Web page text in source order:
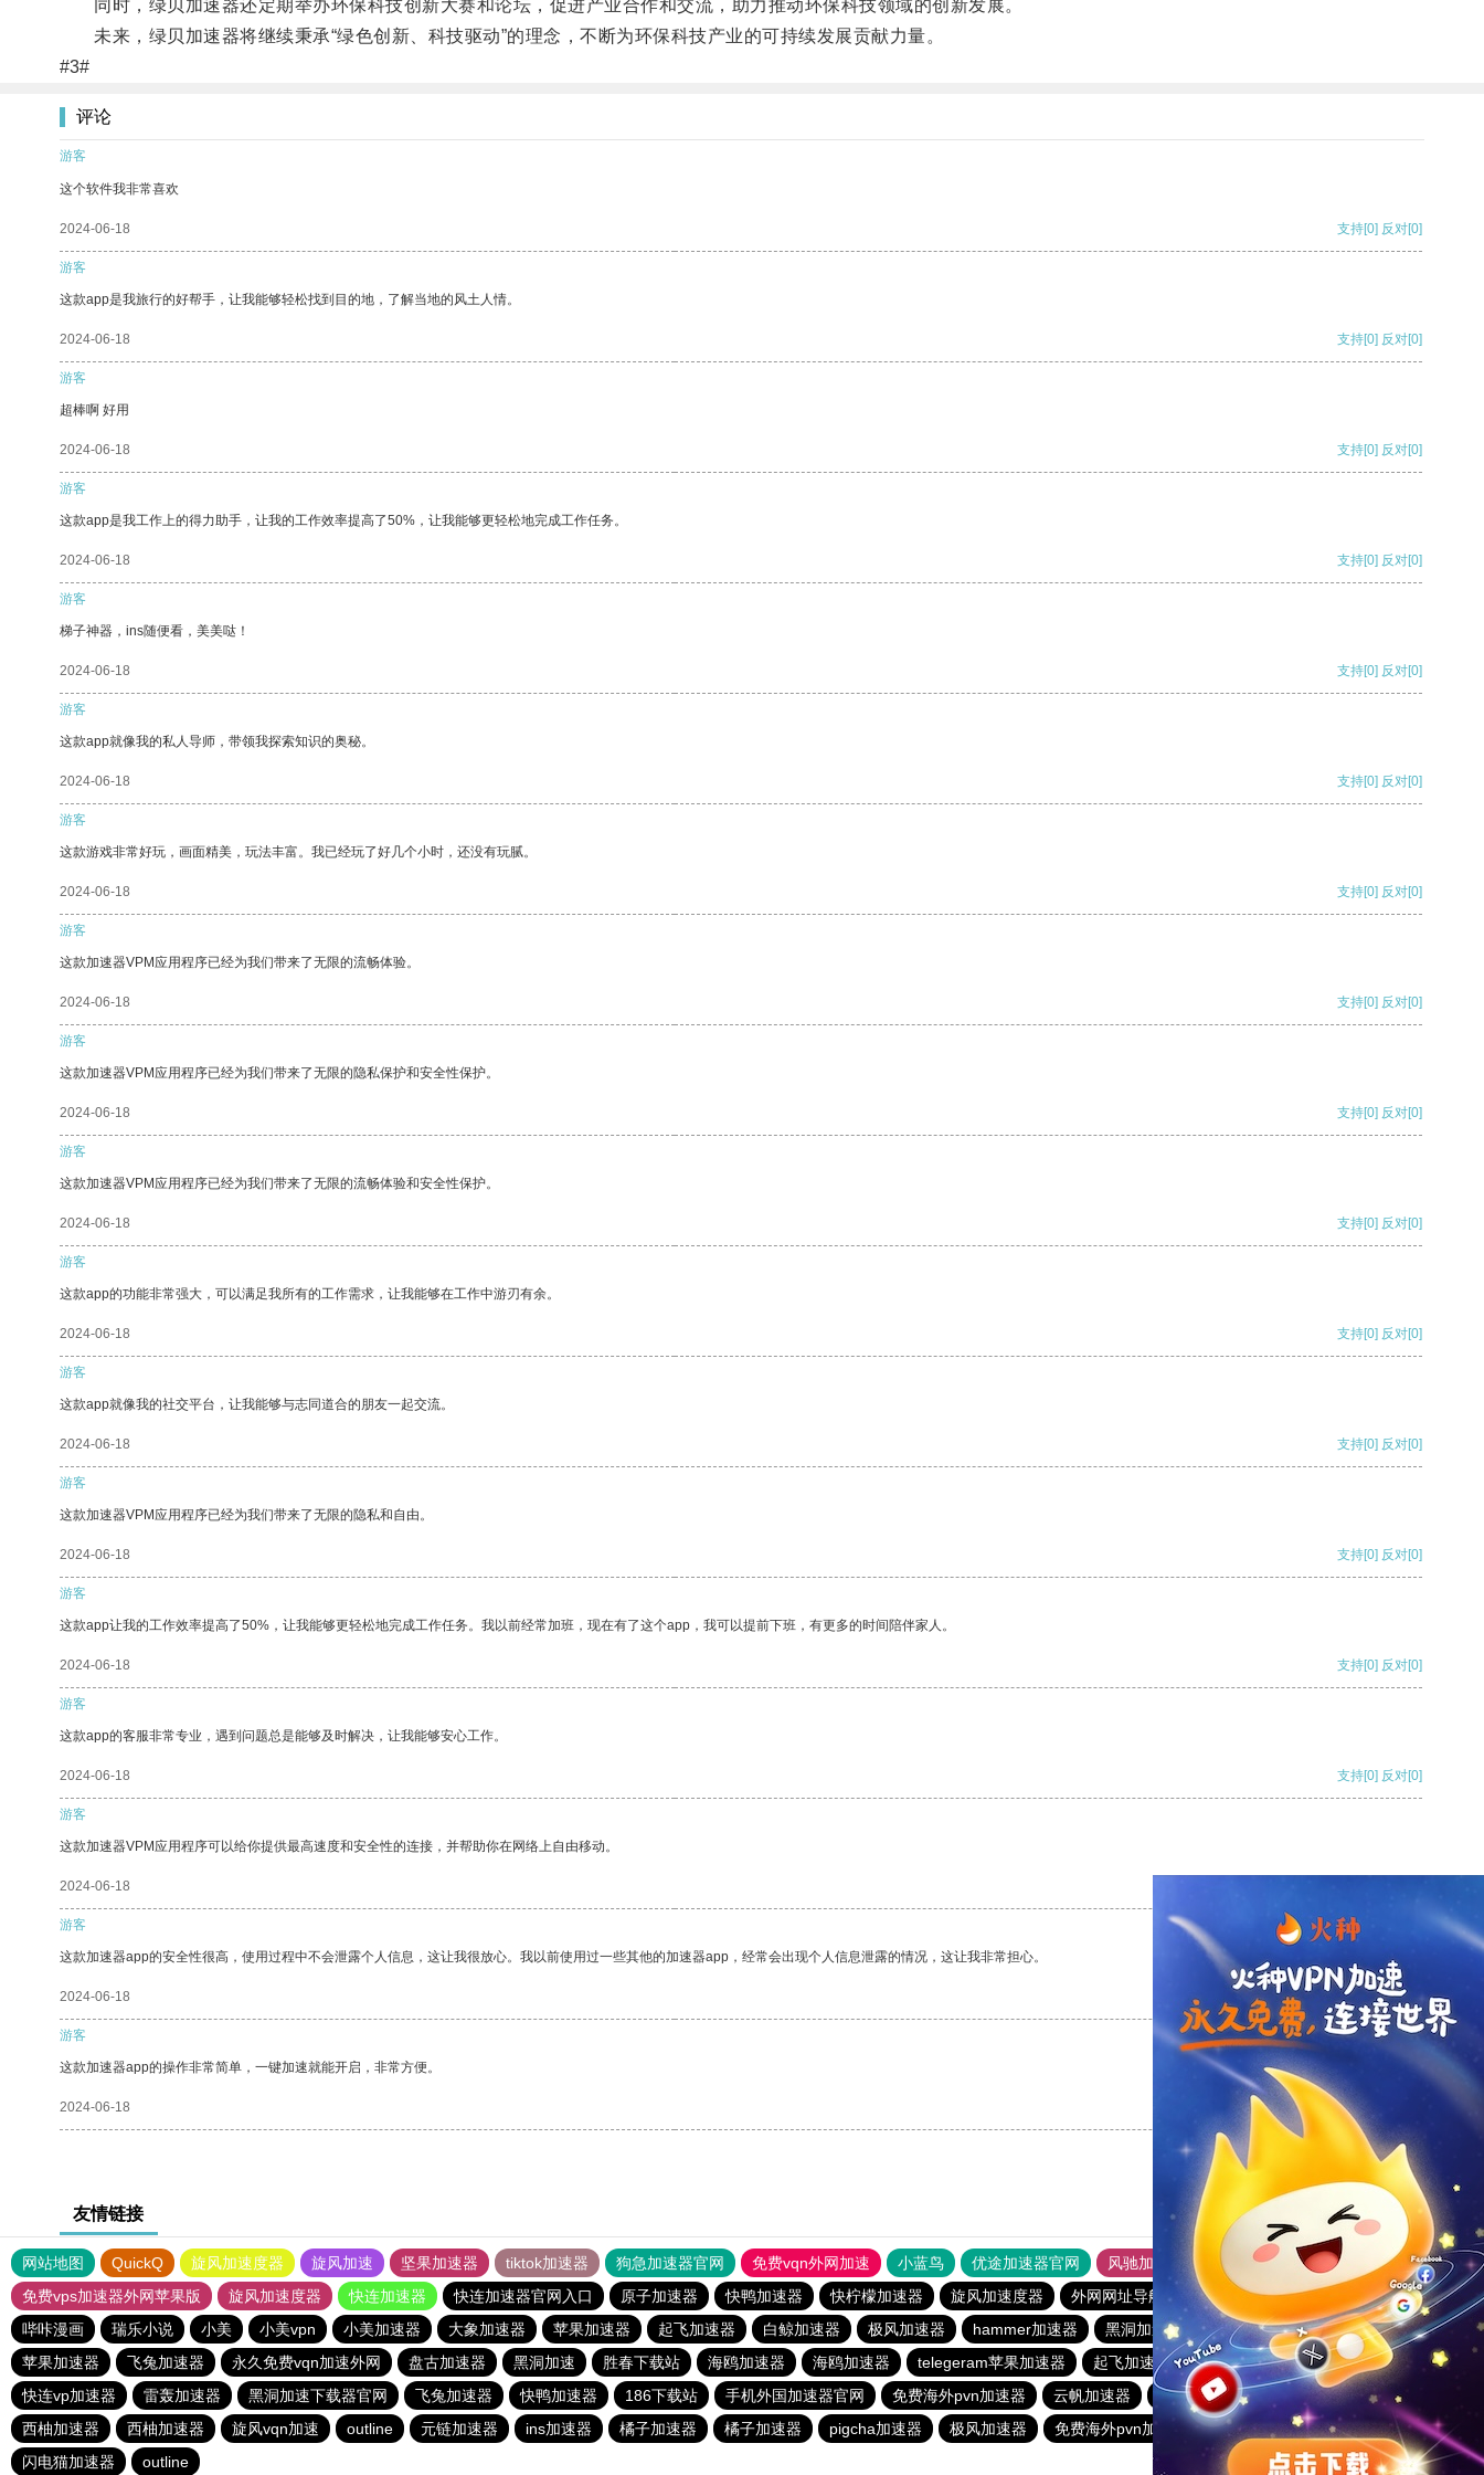
同时，绿贝加速器还定期举办环保科技创新大赛和论坛，促进产业合作和交流，助力推动环保科技领域的创新发展。
未来，绿贝加速器将继续秉承“绿色创新、科技驱动”的理念，不断为环保科技产业的可持续发展贡献力量。
#3#
评论
游客
这个软件我非常喜欢
2024-06-18 支持[0] 反对[0]
游客
这款app是我旅行的好帮手，让我能够轻松找到目的地，了解当地的风土人情。
2024-06-18 支持[0] 反对[0]
游客
超棒啊 好用
2024-06-18 支持[0] 反对[0]
游客
这款app是我工作上的得力助手，让我的工作效率提高了50%，让我能够更轻松地完成工作任务。
2024-06-18 支持[0] 反对[0]
游客
梯子神器，ins随便看，美美哒！
2024-06-18 支持[0] 反对[0]
游客
这款app就像我的私人导师，带领我探索知识的奥秘。
2024-06-18 支持[0] 反对[0]
游客
这款游戏非常好玩，画面精美，玩法丰富。我已经玩了好几个小时，还没有玩腻。
2024-06-18 支持[0] 反对[0]
游客
这款加速器VPM应用程序已经为我们带来了无限的流畅体验。
2024-06-18 支持[0] 反对[0]
游客
这款加速器VPM应用程序已经为我们带来了无限的隐私保护和安全性保护。
2024-06-18 支持[0] 反对[0]
游客
这款加速器VPM应用程序已经为我们带来了无限的流畅体验和安全性保护。
2024-06-18 支持[0] 反对[0]
游客
这款app的功能非常强大，可以满足我所有的工作需求，让我能够在工作中游刃有余。
2024-06-18 支持[0] 反对[0]
游客
这款app就像我的社交平台，让我能够与志同道合的朋友一起交流。
2024-06-18 支持[0] 反对[0]
游客
这款加速器VPM应用程序已经为我们带来了无限的隐私和自由。
2024-06-18 支持[0] 反对[0]
游客
这款app让我的工作效率提高了50%，让我能够更轻松地完成工作任务。我以前经常加班，现在有了这个app，我可以提前下班，有更多的时间陪伴家人。
2024-06-18 支持[0] 反对[0]
游客
这款app的客服非常专业，遇到问题总是能够及时解决，让我能够安心工作。
2024-06-18 支持[0] 反对[0]
游客
这款加速器VPM应用程序可以给你提供最高速度和安全性的连接，并帮助你在网络上自由移动。
2024-06-18
游客
这款加速器app的安全性很高，使用过程中不会泄露个人信息，这让我很放心。我以前使用过一些其他的加速器app，经常会出现个人信息泄露的情况，这让我非常担心。
2024-06-18 支持 [0] 反对 [0]
游客
这款加速器app的操作非常简单，一键加速就能开启，非常方便。
2024-06-18 支持
友情链接
网站地图 QuickQ 旋风加速度器 旋风加速 坚果加速器 tiktok加速器 狗急加速器官网 免费vqn外网加速 小蓝鸟 优途加速器官网 风驰加速器
旋风加速器
免费vps加速器外网苹果版
旋风加速度器 快连加速器 快连加速器官网入口 原子加速器 快鸭加速器 快柠檬加速器 旋风加速度器 外网网址导航 软件中心 雷霆加速
狂飙加速器
哔咔漫画
瑞乐小说 小美 小美vpn 小美加速器 大象加速器 苹果加速器 起飞加速器 白鲸加速器 极风加速器 hammer加速器 黑洞加速 大象加速器
手机外国加速器官网
苹果加速器
飞兔加速器 永久免费vqn加速外网 盘古加速器 黑洞加速 胜春下载站 海鸥加速器 海鸥加速器 telegeram苹果加速器 起飞加速器 蚂蚁加速器
风驰加速器
快连vp加速器
雷轰加速器 黑洞加速下载器官网 飞兔加速器 快鸭加速器 186下载站 手机外国加速器官网 免费海外pvn加速器 云帆加速器 vp免费加速 解锁机
Sakuracat加速器
西柚加速器
西柚加速器 旋风vqn加速 outline 元链加速器 ins加速器 橘子加速器 橘子加速器 pigcha加速器 极风加速器 免费海外pvn加速器 香蕉加速器vp官网
大象加速器
闪电猫加速器
outline